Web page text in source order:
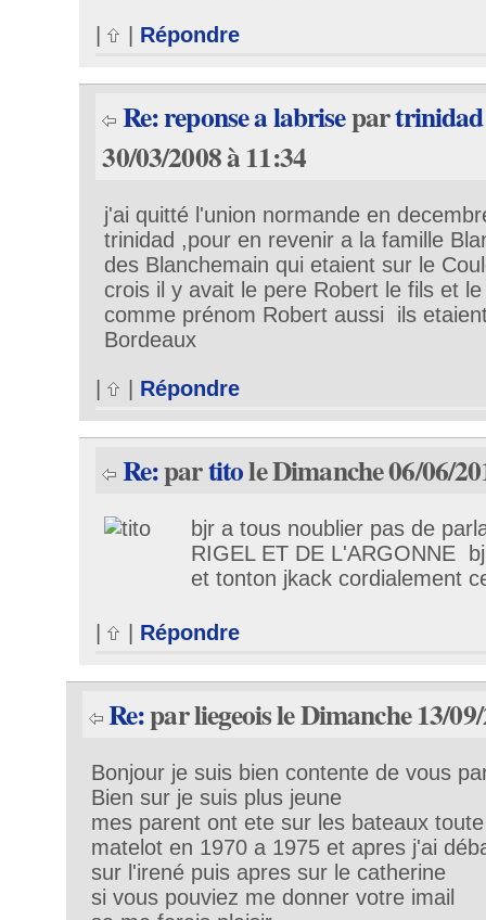
| Répondre
Re: reponse a labrisepartrinidad
30/03/2008 à 11:34
j'ai quitté l'union normande en
trinidad ,pour en revenir a la famille
des Blanchemain qui etaient sur le
crois il y avait le pere Robert le fils et
comme prénom Robert aussi ils
Bordeaux
| Répondre
Re:partitole Dimanche 06/06/
bjr a tous noublier pas de
RIGEL ET DE L'ARGONNE
et tonton jkack cordialement
| Répondre
Re:par liegeois le Dimanche 13/
Bonjour je suis bien contente de vous
Bien sur je suis plus jeune
mes parent ont ete sur les bateaux
matelot en 1970 a 1975 et apres j'ai
sur l'irené puis apres sur le catherine
si vous pouviez me donner votre imail